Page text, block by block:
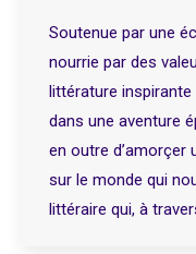
Soutenue par une
nourrie par des
littérature
dans une aventure
en outre
sur le monde qui
littéraire qui, à